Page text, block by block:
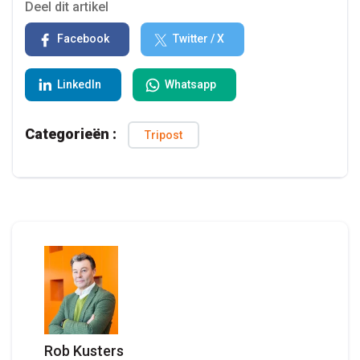
Deel dit artikel
Facebook Twitter / X
LinkedIn Whatsapp
Categorieën : Tripost
Rob Kusters